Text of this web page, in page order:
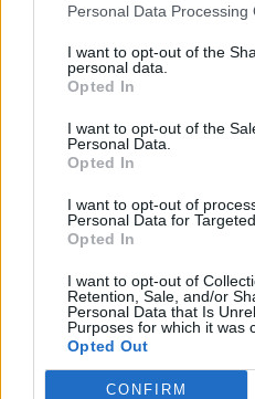
Personal Data Processing
I want to opt-out of the
personal data.
Opted In
I want to opt-out of the
Personal Data.
Opted In
I want to opt-out of
Personal Data for
Opted In
I want to opt-out of
Retention, Sale, and/or
Personal Data that Is
Purposes for which it was
Opted Out
CONFIRM